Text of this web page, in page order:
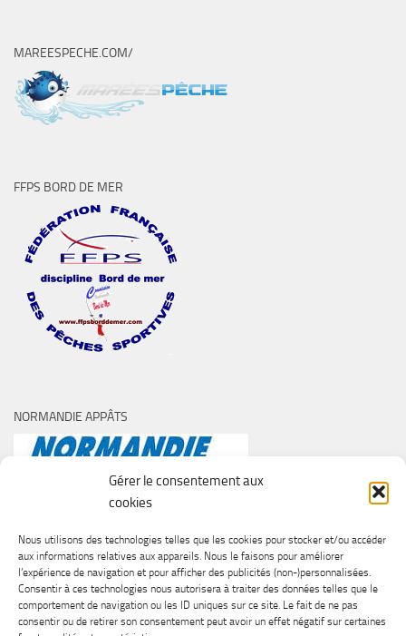
Gérer le consentement aux
cookies
Nous utilisons des technologies telles que les cookies pour stocker et/ou accéder
aux informations relatives aux appareils. Nous le faisons pour améliorer
l’expérience de navigation et pour afficher des publicités (non-)personnalisées.
Consentir à ces technologies nous autorisera à traiter des données telles que le
comportement de navigation ou les ID uniques sur ce site. Le fait de ne pas
consentir ou de retirer son consentement peut avoir un effet négatif sur certaines
MAREESPECHE.COM/
FFPS BORD DE MER
NORMANDIE APPÂTS